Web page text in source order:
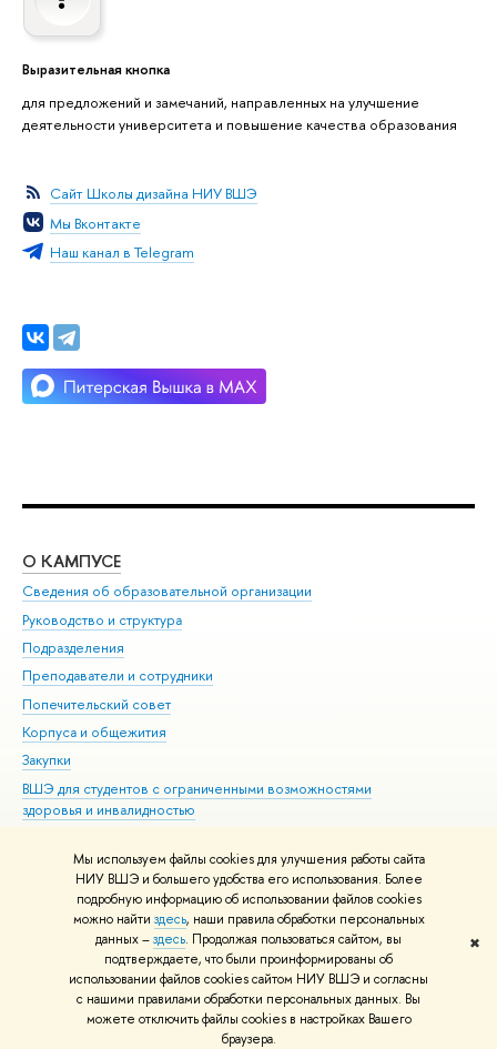
Мы используем файлы cookies для улучшения работы сайта
НИУ ВШЭ и большего удобства его использования. Более
подробную информацию об использовании файлов cookies
можно найти здесь, наши правила обработки персональных
данных –здесь. Продолжая пользоваться сайтом, вы
подтверждаете, что были проинформированы об
использовании файлов cookies сайтом НИУ ВШЭ и согласны
с нашими правилами обработки персональных данных. Вы
можете отключить файлы cookies в настройках Вашего
браузера.
✖
Выразительная кнопка
для предложений и замечаний, направленных на улучшение
деятельности университета и повышение качества образования
Сайт Школы дизайна НИУ ВШЭ
Мы Вконтакте
Наш канал в Telegram
О КАМПУСЕ
Сведения об образовательной организации
Руководство и структура
Подразделения
Преподаватели и сотрудники
Попечительский совет
Корпуса и общежития
Закупки
ВШЭ для студентов с ограниченными возможностями
здоровья и инвалидностью
Единая платежная страница
© НИУ ВШЭ 1993–2026 Адреса и контакты Условия использования
материалов Политика конфиденциальности Карта сайта
Шрифты HSE Sans и HSE Slab разработаны вШколе дизайна НИУ ВШЭ